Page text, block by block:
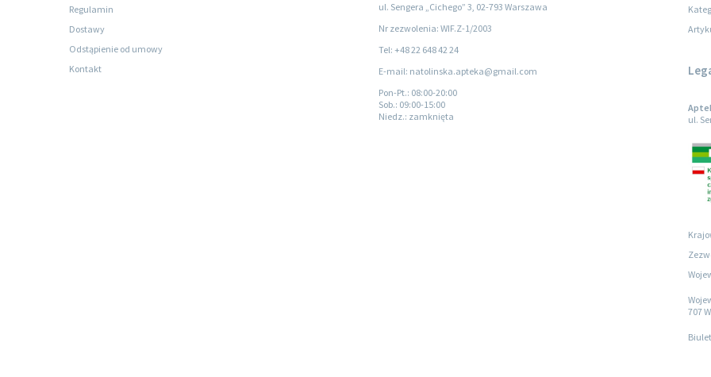
Regulamin
Dostawy
Odstąpienie od umowy
Kontakt
ul. Sengera „Cichego” 3, 02-793 Warszawa
Nr zezwolenia: WIF.Z-1/2003
Tel: +48 22 648 42 24
E-mail: natolinska.apteka@gmail.com
Pon-Pt.: 08:00-20:00
Sob.: 09:00-15:00
Niedz.: zamknięta
ul.
707